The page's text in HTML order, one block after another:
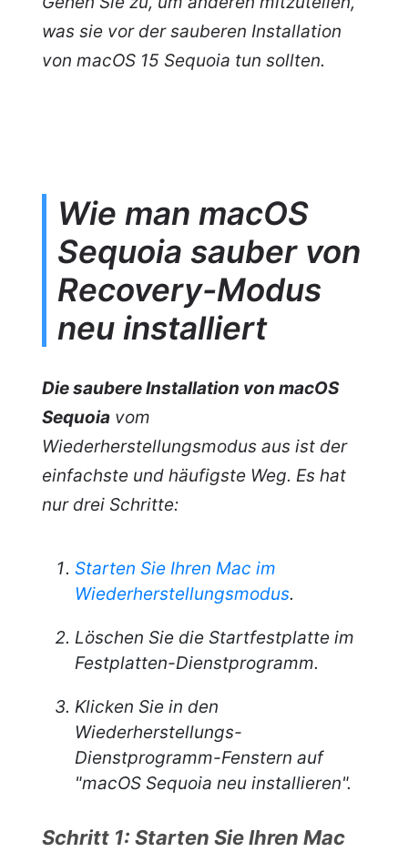
was sie vor der sauberen Installation
von macOS 15 Sequoia tun sollten.
Wie man macOS
Sequoia sauber von
Recovery-Modus
neu installiert
Die saubere Installation von macOS
Sequoia vom
Wiederherstellungsmodus aus ist der
einfachste und häufigste Weg. Es hat
nur drei Schritte:
Starten Sie Ihren Mac im
Wiederherstellungsmodus.
Löschen Sie die Startfestplatte im
Festplatten-Dienstprogramm.
Klicken Sie in den
Wiederherstellungs-
Dienstprogramm-Fenstern auf
"macOS Sequoia neu installieren".
Schritt 1: Starten Sie Ihren Mac